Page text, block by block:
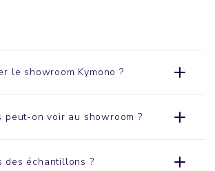
le showroom Kymono ?
peut-on voir au showroom ?
des échantillons ?